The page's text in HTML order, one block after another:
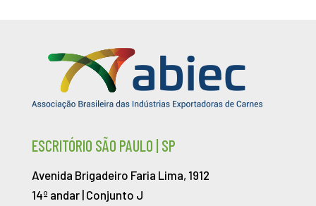
ESCRITÓRIO SÃO PAULO | SP
Avenida Brigadeiro Faria Lima, 1912
14º andar | Conjunto J